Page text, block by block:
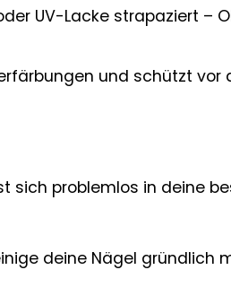
UV-Lacke strapaziert –
und schützt vor
sich problemlos in deine
deine Nägel gründlich